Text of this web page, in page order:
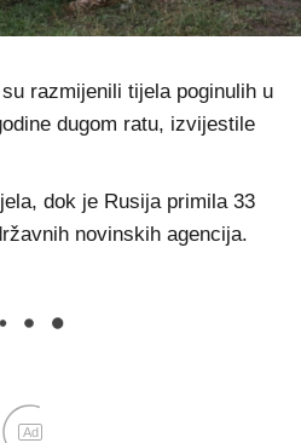
razmijenili tijela poginulih u
dugom ratu, izvijestile
dok je Rusija primila 33
novinskih agencija.
Ad